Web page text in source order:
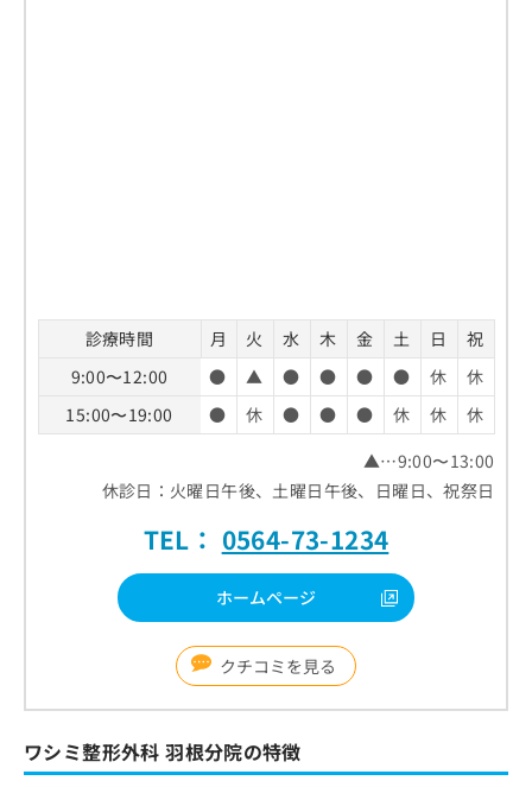
診療時間 月 火 水 木 金 土 日
祝
9:00〜12:00
● ▲ ● ● ● ● 休
休
15:00〜19:00
● 休 ● ● ● 休 休
休
▲…9:00〜13:00
休診日：火曜日午後、土曜日午後、日曜日、祝祭日
TEL： 0564-73-1234
ホームページ
クチコミを見る
ワシミ整形外科 羽根分院の特徴